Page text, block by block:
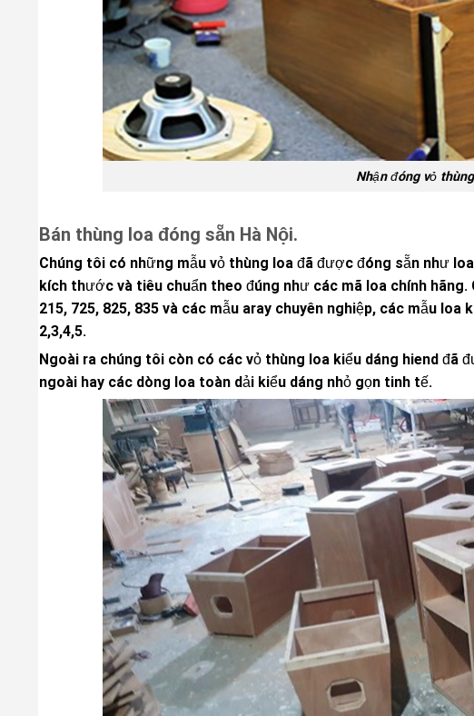
Nhận đóng vỏ
Bán thùng loa đóng sẵn Hà Nội.
Chúng tôi có những mẫu vỏ thùng loa đã được đóng sẵn như
kích thước và tiêu chuẩn theo đúng như các mã loa chính hãng.
215, 725, 825, 835 và các mẫu aray chuyên nghiệp, các mẫu
2,3,4,5.
Ngoài ra chúng tôi còn có các vỏ thùng loa kiểu dáng hiend đã
ngoài hay các dòng loa toàn dải kiểu dáng nhỏ gọn tinh tế.